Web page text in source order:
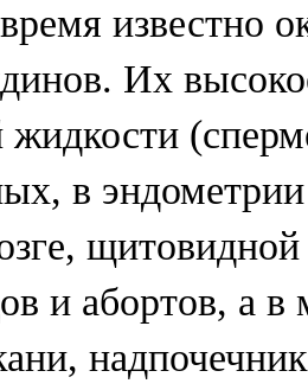
известно
Их
жидкости
в
щитовидной
и абортов, а